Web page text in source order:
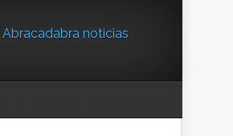
Abracadabra noticias